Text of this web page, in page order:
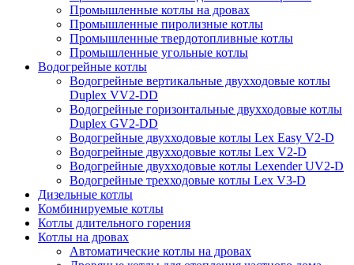
Промышленные котлы на дровах
Промышленные пиролизные котлы
Промышленные твердотопливные котлы
Промышленные угольные котлы
Водогрейные котлы
Водогрейные вертикальные двухходовые котлы
Duplex VV2-DD
Водогрейные горизонтальные двухходовые котлы
Duplex GV2-DD
Водогрейные двухходовые котлы Lex Easy V2-D
Водогрейные двухходовые котлы Lex V2-D
Водогрейные двухходовые котлы Lexender UV2-D
Водогрейные трехходовые котлы Lex V3-D
Дизельные котлы
Комбинируемые котлы
Котлы длительного горения
Котлы на дровах
Автоматические котлы на дровах